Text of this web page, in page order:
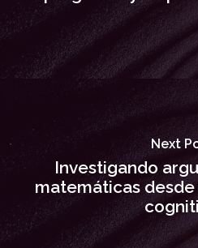
Next
Investigando
matemáticas